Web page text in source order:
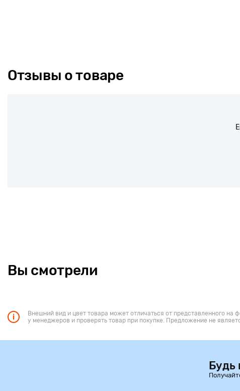
Отзывы о товаре
Вы смотрели
Внешний вид и цвет товара может отличаться от представленного на
у менеджеров и проверять товар при покупке. Предложение не
Будь